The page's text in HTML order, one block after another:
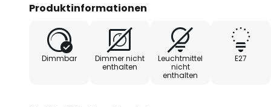
Produktinformationen
Dimmbar
Dimmer nicht
enthalten
Leuchtmittel
nicht
enthalten
E27